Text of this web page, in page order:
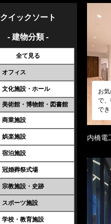
クイックソート
- 建物分類 -
全て見る
オフィス
文化施設・ホール
美術館・博物館・図書館
商業施設
娯楽施設
宿泊施設
冠婚葬祭式場
宗教施設・史跡
スポーツ施設
学校・教育施設
お
で
で
内橋電